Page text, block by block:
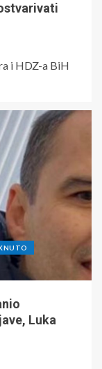
i HDZ-a BiH
Luka